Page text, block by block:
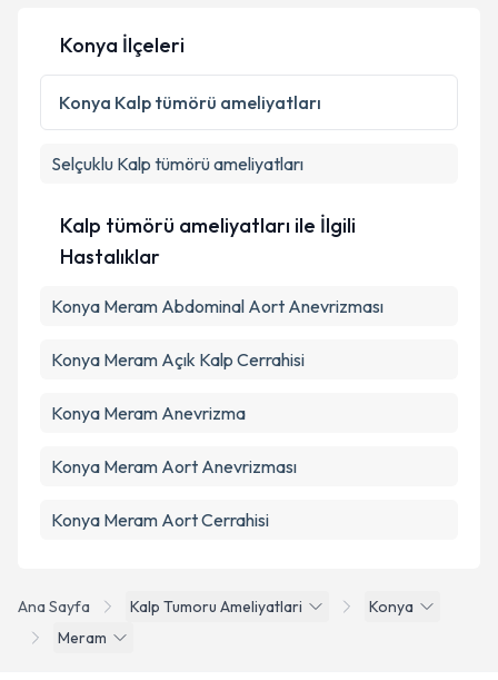
Kişisel verilerimin işlenmesine ilişkin
Metni'ni okudum ve kişisel verilerimin belirtilen
Ana Sayfa Kalp Tumoru Ameliyatlari
Konya
Meram
Konya İlçeleri
Konya Kalp tümörü ameliyatları
Selçuklu Kalp tümörü ameliyatları
Kalp tümörü ameliyatları ile İlgili
Hastalıklar
Konya Meram Abdominal Aort Anevrizması
Konya Meram Açık Kalp Cerrahisi
Konya Meram Anevrizma
Konya Meram Aort Anevrizması
Konya Meram Aort Cerrahisi